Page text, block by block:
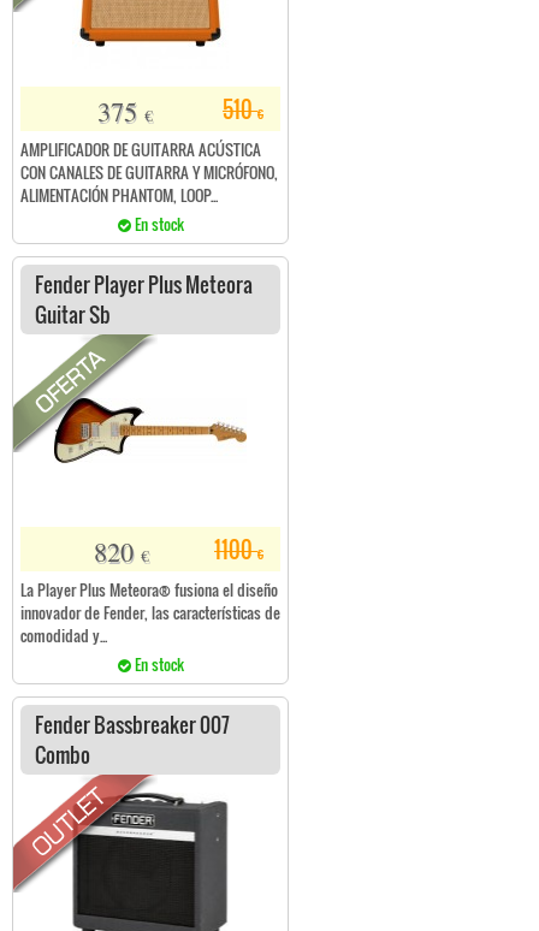
510€
375 €
AMPLIFICADOR DE GUITARRA ACÚSTICA
CON CANALES DE GUITARRA Y MICRÓFONO,
ALIMENTACIÓN PHANTOM, LOOP...
En stock
Fender Player Plus Meteora
Guitar Sb
1100€
820 €
La Player Plus Meteora® fusiona el diseño
innovador de Fender, las características de
comodidad y...
En stock
Fender Bassbreaker 007
Combo